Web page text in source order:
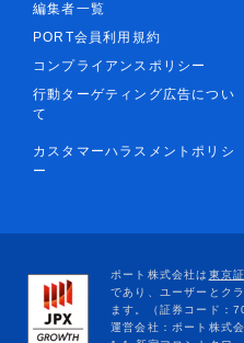
編集者一覧
PORT会員利用規約
コンプライアンスポリシー
行動ターゲティング広告につい
て
カスタマーハラスメントポリシ
ー